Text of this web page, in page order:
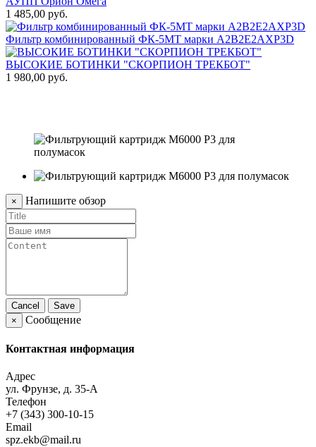
1 485,00 руб.
Фильтр комбинированный ФК-5МТ марки А2В2Е2АХР3D
ВЫСОКИЕ БОТИНКИ "СКОРПИОН ТРЕКБОТ"
1 980,00 руб.
× Напишите обзор
Cancel
Save
×
Сообщение
Контактная информация
Адрес
ул. Фрунзе, д. 35-А
Телефон
+7 (343) 300-10-15
Email
spz.ekb@mail.ru